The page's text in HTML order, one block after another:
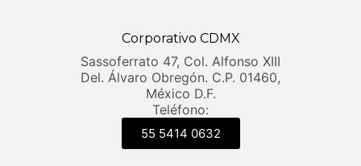
Corporativo CDMX
Sassoferrato 47, Col. Alfonso XIII
Del. Álvaro Obregón. C.P. 01460,
México D.F.
Teléfono:
55 5414 0632